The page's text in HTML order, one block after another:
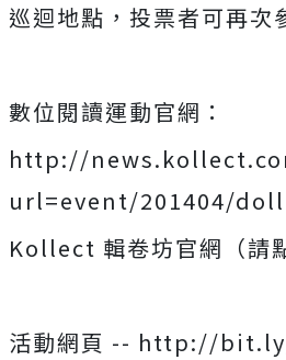
巡迴地點，投票者可再次
數位閱讀運動官網：
http://
url=event/201404/doll
Kollect 輯卷坊官網（請
活動網頁 -- http://